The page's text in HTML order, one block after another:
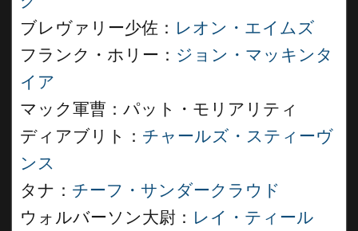
ブレヴァリー少佐： レオン・エイムズ
フランク・ホリー： ジョン・マッキンタ
イア
マック軍曹：パット・モリアリティ
ディアブリト： チャールズ・スティーヴ
ンス
タナ： チーフ・サンダークラウド
ウォルバーソン大尉： レイ・ティール